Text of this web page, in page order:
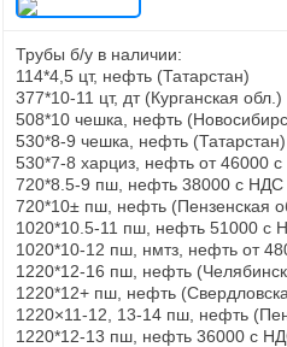
Трубы б/у в наличии:
114*4,5 цт, нефть (Татарстан)
377*10-11 цт, дт (Курганская обл.)
508*10 чешка, нефть
530*8-9 чешка, нефть (Татарстан)
530*7-8 харциз, нефть от 46000
720*8.5-9 пш, нефть 38000 с
720*10± пш, нефть (Пензенская
1020*10.5-11 пш, нефть 51000 с
1020*10-12 пш, нмтз, нефть от
1220*12-16 пш, нефть
1220*12+ пш, нефть
1220×11-12, 13-14 пш, нефть
1220*12-13 пш, нефть 36000 с